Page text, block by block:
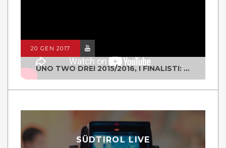
20 GEN 2017
UNO TWO DREI 2015/2016, I FINALISTI: CLASSE IV ALS ISTITUTO "DEGASPERI" BORGO VALSUGANA
SÜDTIROL LIVE